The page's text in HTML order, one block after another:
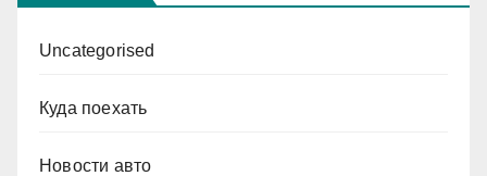
Uncategorised
Куда поехать
Новости авто